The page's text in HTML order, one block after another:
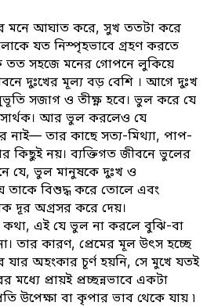
মনে আঘাত করে, সুখ ততটা করে
যত নিস্পৃহভাবে গ্রহণ করতে
তত সহজে মনের গোপনে লুকিয়ে
দুঃখের মূল্য বড় বেশি । আগে দুঃখ
সজাগ ও তীক্ষ্ণ হবে। ভুল করে যে
আর ভুল করলেও যে
নাই— তার কাছে সত্য-মিথ্যা, পাপ-
কিছুই নয়। ব্যক্তিগত জীবনে ভুলের
যে, ভুল মানুষকে দুঃখ ও
বিশুদ্ধ করে তোলে এবং
দূর অগ্রসর করে দেয়।
এই যে ভুল না করলে বুঝি-বা
তার কারণ, প্রেমের মূল উৎস হচ্ছে
অহংকার চূর্ণ হয়নি, সে মুখে যতই
প্রায়ই প্রচ্ছন্নভাবে একটা
উপেক্ষা বা কৃপার ভাব থেকে যায় ৷